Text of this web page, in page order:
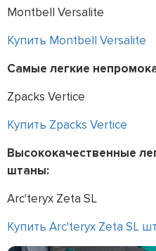
Montbell Versalite
Купить Montbell Versalite
Самые легкие
Zpacks Vertice
Купить Zpacks Vertice
Высококачественные
штаны:
Arc'teryx Zeta SL
Купить Arc'teryx Zeta SL